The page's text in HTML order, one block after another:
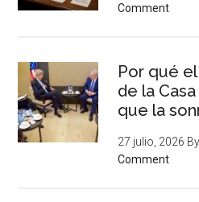
Comment
Por qué
de la
que la
27 julio, 2026 By
Comment